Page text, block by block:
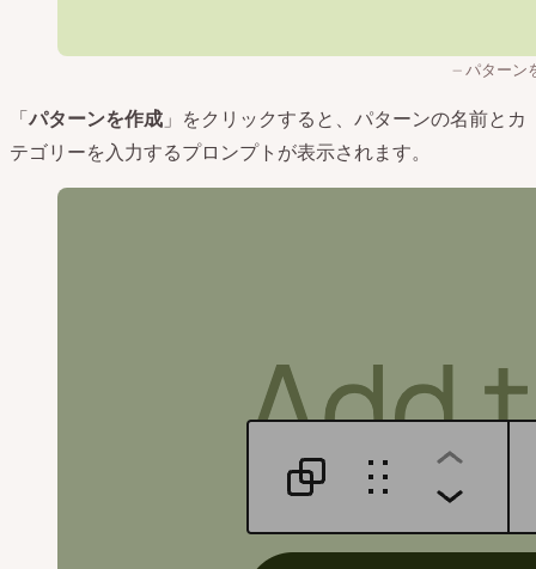
パターン
「パターンを作成 」をクリックすると、パターンの名前とカ
テゴリーを入力するプロンプトが表示されます。